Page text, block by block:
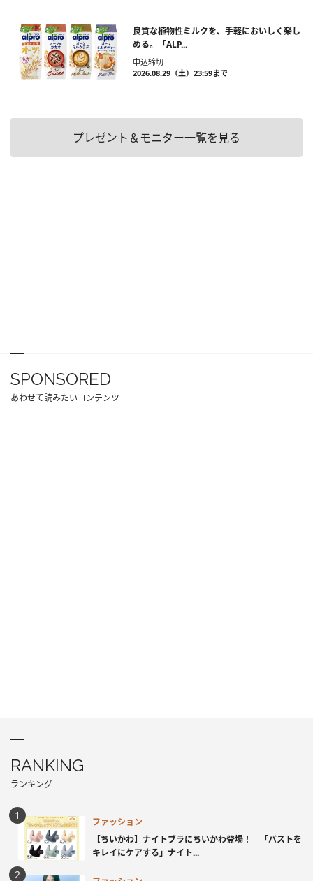
良質な植物性ミルクを、手軽においしく楽し
める。「ALP...
申込締切
2026.08.29（土）23:59まで
プレゼント＆モニター一覧を見る
SPONSORED
あわせて読みたいコンテンツ
RANKING
ランキング
ファッション
【ちいかわ】ナイトブラにちいかわ登場！ 「バストを
キレイにケアする」ナイト...